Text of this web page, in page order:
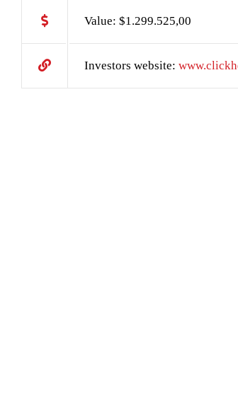
Value: $1.299.525,00
Investors website: